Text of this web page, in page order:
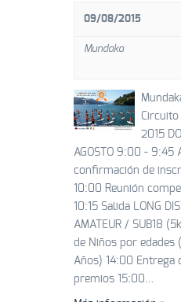
09/08/2015
Mundaka
Circuito
2015
AGOSTO 9:00 - 9:45
confirmación de
10:00 Reunión
10:15 Salida LONG
AMATEUR / SUB18
de Niños por edades
Años) 14:00 Entrega
premios 15:00…